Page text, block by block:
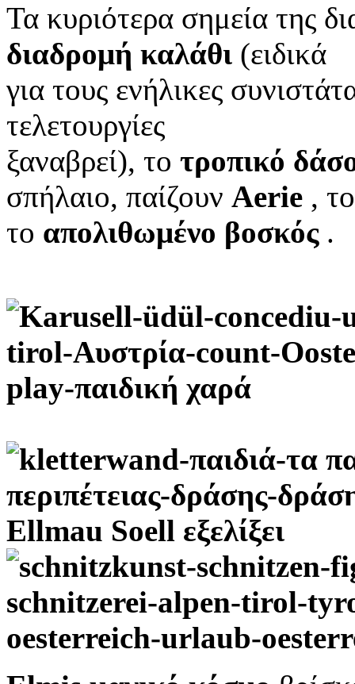
Τα κυριότερα σημεία της
διαδρομή καλάθι (ειδικά
για τους ενήλικες
τελετουργίες
ξαναβρεί), το τροπικό
σπήλαιο, παίζουν Aerie ,
το απολιθωμένο βοσκός.